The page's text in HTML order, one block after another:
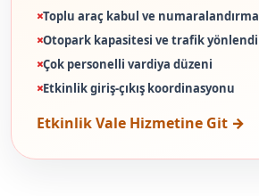
Toplu araç kabul ve numaralandırma
Otopark kapasitesi ve trafik
Çok personelli vardiya düzeni
Etkinlik giriş-çıkış koordinasyonu
Etkinlik Vale Hizmetine Git →